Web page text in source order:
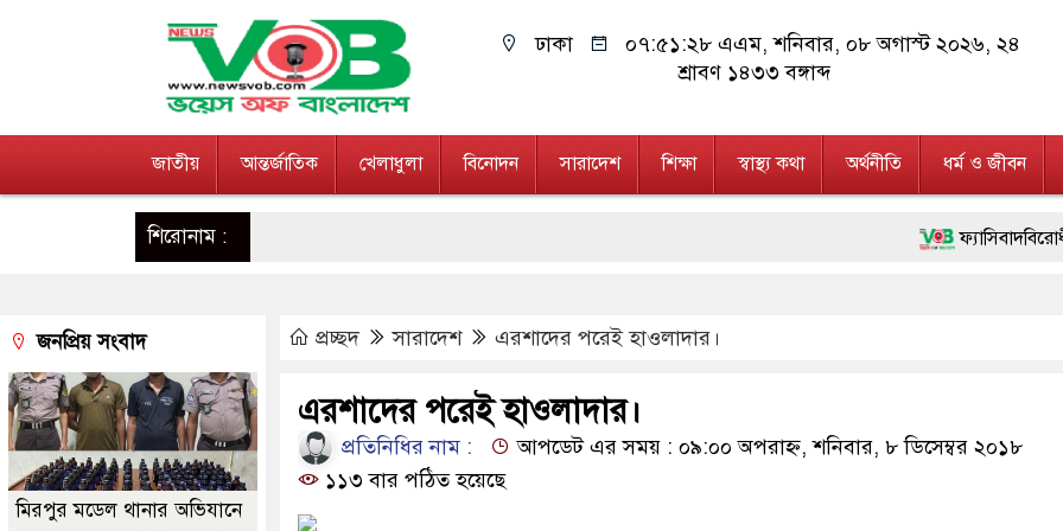
ঢাকা ০৭:৫১:২৮ এএম, শনিবার, ০৮ অগাস্ট ২০২৬, ২৪
শ্রাবণ ১৪৩৩ বঙ্গাব্দ
জাতীয় আন্তর্জাতিক খেলাধুলা বিনোদন সারাদেশ শিক্ষা স্বাস্থ্য কথা অর্থনীতি ধর্ম ও জীবন
শিরোনাম : ফ্যাসিবাদবিরোধী
জনগণ পরিবর্তন চেয়েছে
২৮ লাখ টাকার জাল
নেতৃত্ব ও গণতন্ত্রের
অবৈধ বিদেশি পিস্তল,
প্রচ্ছদ সারাদেশ এরশাদের পরেই হাওলাদার।
এরশাদের পরেই হাওলাদার।
প্রতিনিধির নাম :
আপডেট এর সময় : ০৯:০০ অপরাহ্ন, শনিবার, ৮ ডিসেম্বর ২০১৮
১১৩ বার পঠিত হয়েছে
জনপ্রিয় সংবাদ
মিরপুর মডেল থানার অভিযানে